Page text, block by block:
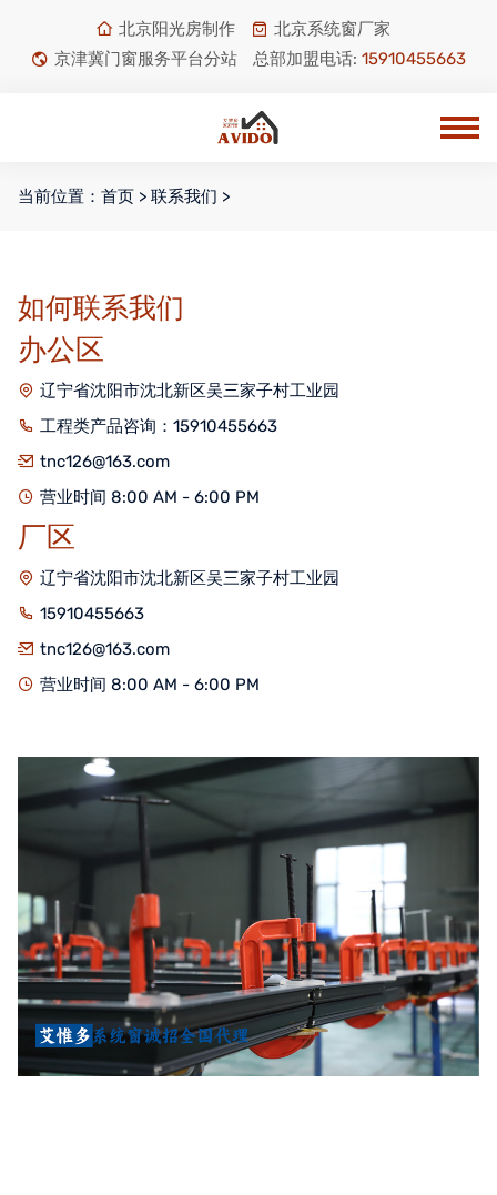
北京阳光房制作
北京系统窗厂家
京津冀门窗服务平台分站
总部加盟电话: 15910455663
当前位置： 首页 > 联系我们 >
如何联系我们
办公区
辽宁省沈阳市沈北新区吴三家子村工业园
工程类产品咨询：15910455663
tnc126@163.com
营业时间 8:00 AM - 6:00 PM
厂区
辽宁省沈阳市沈北新区吴三家子村工业园
15910455663
tnc126@163.com
营业时间 8:00 AM - 6:00 PM